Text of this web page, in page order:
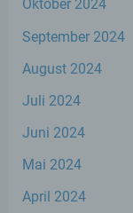
Oktober 2024
September 2024
August 2024
Juli 2024
Juni 2024
Mai 2024
April 2024
d)